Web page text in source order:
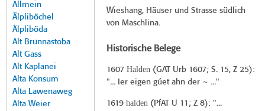
Allmein
Älpliböchel
Älpliböda
Alt Brunnastoba
Alt Gass
Alt Kaplanei
Alta Konsum
Alta Lawenaweg
Alta Weier
Wieshang, Häuser und Strasse südlich
von Maschlina.
Historische Belege
1607 Halden(GAT Urb 1607; S. 15, Z 25):
"... Ier eigen gúet ahn der ~ ..."
1619 halden( PfAT U 11 ; Z 8): "...